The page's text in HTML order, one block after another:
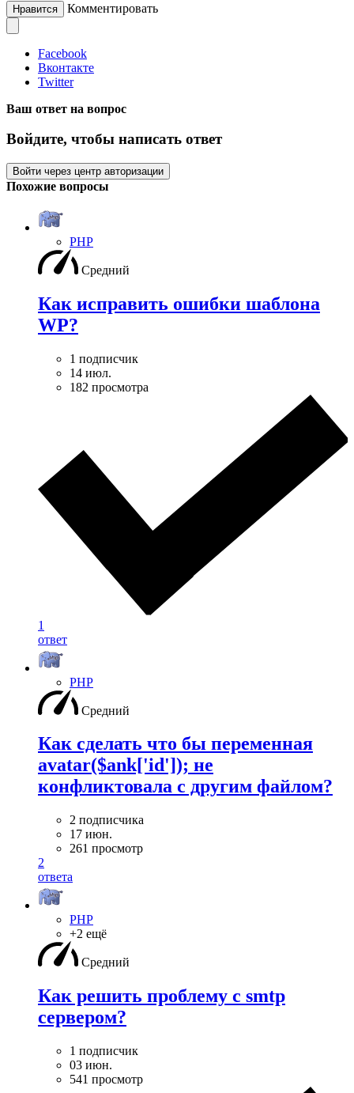
Нравится Комментировать
Facebook
Вконтакте
Twitter
Ваш ответ на вопрос
Войдите, чтобы написать ответ
Войти через центр авторизации
Похожие вопросы
PHP
Средний
Как исправить ошибки шаблона
WP?
1 подписчик
14 июл.
182 просмотра
1
ответ
PHP
Средний
Как сделать что бы переменная
avatar($ank['id']); не
конфликтовала с другим файлом?
2 подписчика
17 июн.
261 просмотр
2
ответа
PHP
+2 ещё
Средний
Как решить проблему с smtp
сервером?
1 подписчик
03 июн.
541 просмотр